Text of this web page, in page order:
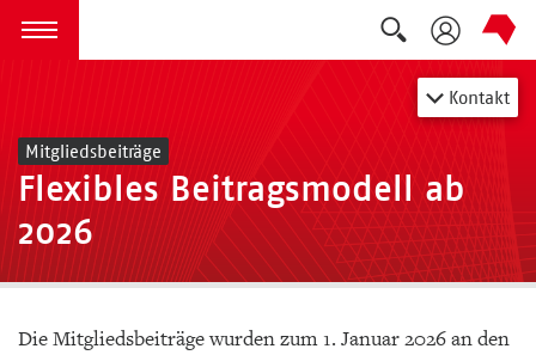
zum Inhalt springen
Menü öffnen
Suche
Kontakt
Mitgliedsbeiträge
Flexibles Beitragsmodell ab
2026
Die Mitgliedsbeiträge wurden zum 1. Januar 2026 an den